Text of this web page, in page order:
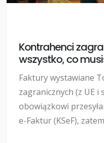
Kontrahenci
wszystko, co
Faktury wystawiane
zagranicznych (z UE i
obowiązkowi
e-Faktur (KSeF),